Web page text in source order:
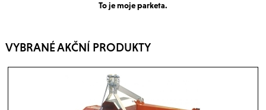
To je moje parketa.
VYBRANÉ AKČNÍ PRODUKTY